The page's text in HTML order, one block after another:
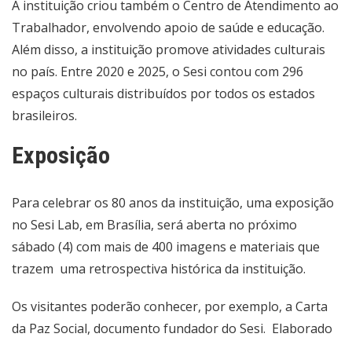
A instituição criou também o Centro de Atendimento ao
Trabalhador, envolvendo apoio de saúde e educação.
Além disso, a instituição promove atividades culturais
no país. Entre 2020 e 2025, o Sesi contou com 296
espaços culturais distribuídos por todos os estados
brasileiros.
Exposição
Para celebrar os 80 anos da instituição, uma exposição
no Sesi Lab, em Brasília, será aberta no próximo
sábado (4) com mais de 400 imagens e materiais que
trazem uma retrospectiva histórica da instituição.
Os visitantes poderão conhecer, por exemplo, a Carta
da Paz Social, documento fundador do Sesi. Elaborado